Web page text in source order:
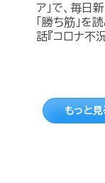
ア」で、毎日
「勝ち筋」
話『コロナ不
もっと見